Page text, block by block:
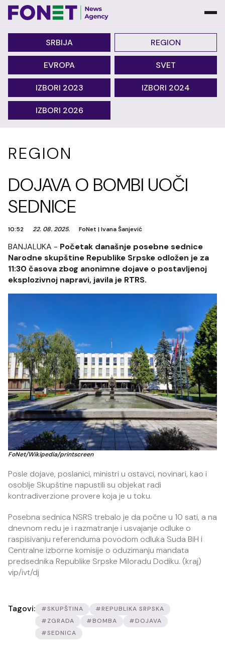
SRBIJA REGION
EVROPA SVET
IZBORI 2023 IZBORI 2024
IZBORI 2026
REGION
DOJAVA O BOMBI UOČI
SEDNICE
10:52 22. 08. 2025. FoNet |Ivana Šanjević
BANJALUKA - Početak današnje posebne sednice
Narodne skupštine Republike Srpske odložen je za
11:30 časova zbog anonimne dojave o postavljenoj
eksplozivnoj napravi, javila je RTRS.
FoNet/Wikipedia/printscreen
Posle dojave, poslanici, ministri u ostavci, novinari, kao i
osoblje Skupštine napustili su objekat radi
kontradiverzione provere koja je u toku.
Posebna sednica NSRS trebalo je da počne u 10 sati, a na
dnevnom redu je i razmatranje i usvajanje odluke o
raspisivanju referenduma povodom odluka Suda BiH i
Centralne izborne komisije o oduzimanju mandata
predsednika Republike Srpske Miloradu Dodiku. (kraj)
vip/ivt/dj
Tagovi: #SKUPŠTINA
#REPUBLIKA SRPSKA
#ZGRADA
#BOMBA
#DOJAVA
#SEDNICA